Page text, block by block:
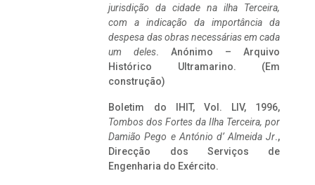
jurisdição da cidade na ilha Terceira,
com a indicação da importância da
despesa das obras necessárias em cada
um deles. Anónimo – Arquivo
Histórico Ultramarino. (Em
construção)
Boletim do IHIT, Vol. LIV, 1996,
Tombos dos Fortes da Ilha Terceira, por
Damião Pego e António d’ Almeida Jr.,
Direcção dos Serviços de
Engenharia do Exército.